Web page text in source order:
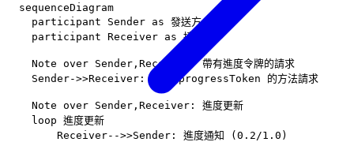
  sequenceDiagram
    participant Sender as 發送方
    participant Receiver as 接收方
    Note over Sender,Receiver: 帶有進度令牌的請求
    Sender->>Receiver: 帶有 progressToken 的方法請求
    Note over Sender,Receiver: 進度更新
    loop 進度更新
        Receiver-->>Sender: 進度通知 (0.2/1.0)